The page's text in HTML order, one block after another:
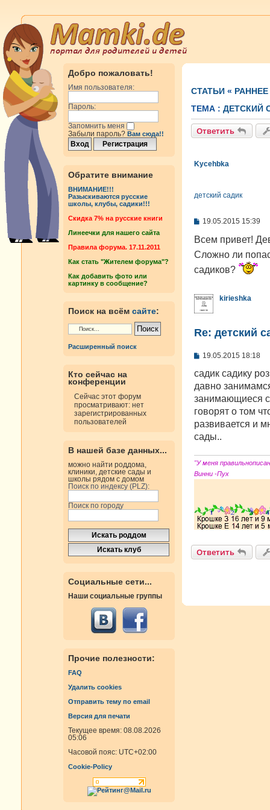
Добро пожаловать!
Имя пользователя:
Пароль:
Запомнить меня
Забыли пароль? Вам сюда!!
Обратите внимание
ВНИМАНИЕ!!!
Разыскиваются русские
школы, клубы, садики!!!
Cкидка 7% на русские книги
Линеечки для нашего сайта
Правила форума. 17.11.2011
Как стать "Жителем форума"?
Как добавить фото или
картинку в сообщение?
Поиск на всём сайте:
Расширенный поиск
Кто сейчас на
конференции
Сейчас этот форум
просматривают: нет
зарегистрированных
пользователей
В нашей базе данных...
можно найти роддома,
клиники, детские сады и
школы рядом с домом
Поиск по индексу (PLZ):
Поиск по городу
Социальные сети...
Наши социальные группы
Прочие полезности:
FAQ
Удалить cookies
Отправить тему по email
Версия для печати
Текущее время: 08.08.2026
05:06
Часовой пояс: UTC+02:00
Cookie-Policy
СТАТЬИ «
ТЕМА : ДЕТСКИЙ
Ответить
Kycehbka
детский садик
С
о
щ
н
19.05.2015 15:39
Всем привет!
Сложно ли
садиков?
kirieshka
Re: детский
С
о
щ
е
и
е
19.05.2015 18:18
садик садику
давно
занимающиеся с
говорят о том
развивается и
сады..
"У меня
Винни -Пух
Ответить